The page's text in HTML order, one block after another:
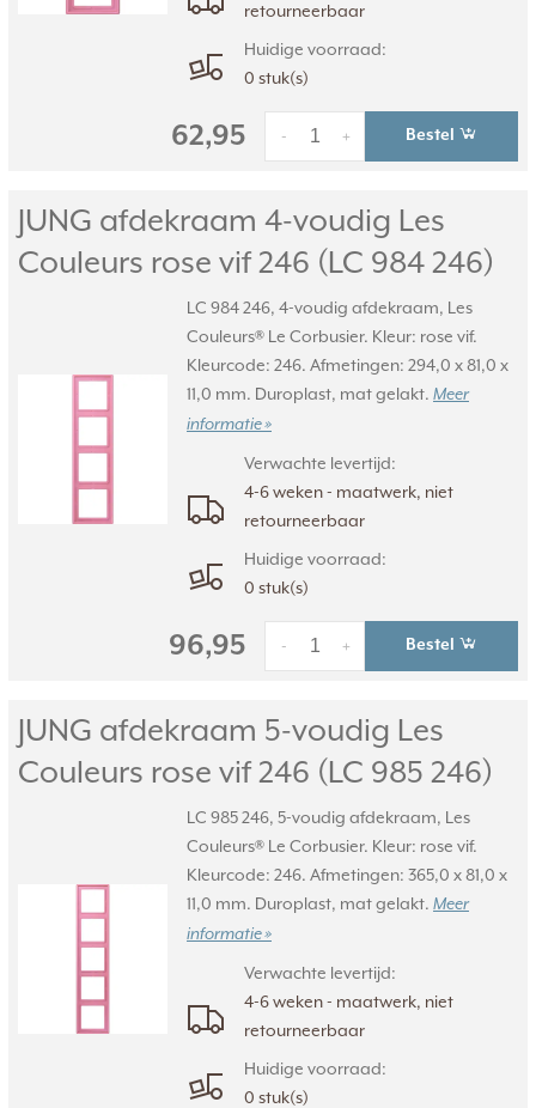
retourneerbaar
Huidige voorraad:
0 stuk(s)
62,95 +
- Bestel
JUNG afdekraam 4-voudig Les
Couleurs rose vif 246 (LC 984 246)
LC 984 246, 4-voudig afdekraam, Les
Couleurs® Le Corbusier. Kleur: rose vif.
Kleurcode: 246. Afmetingen: 294,0 x 81,0 x
11,0 mm. Duroplast, mat gelakt. Meer
informatie »
Verwachte levertijd:
4-6 weken - maatwerk, niet
retourneerbaar
Huidige voorraad:
0 stuk(s)
96,95 +
- Bestel
JUNG afdekraam 5-voudig Les
Couleurs rose vif 246 (LC 985 246)
LC 985 246, 5-voudig afdekraam, Les
Couleurs® Le Corbusier. Kleur: rose vif.
Kleurcode: 246. Afmetingen: 365,0 x 81,0 x
11,0 mm. Duroplast, mat gelakt. Meer
informatie »
Verwachte levertijd:
4-6 weken - maatwerk, niet
retourneerbaar
Huidige voorraad:
0 stuk(s)